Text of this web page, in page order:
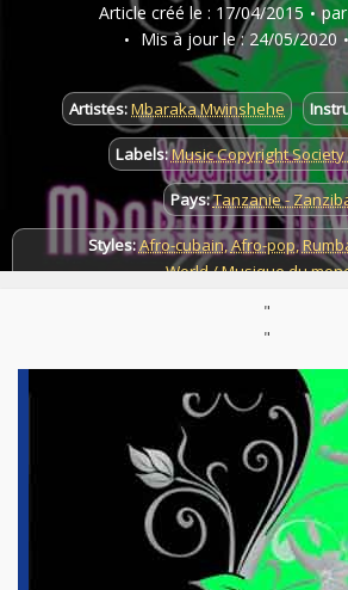
Article créé le : 17/04/2015 par
Mis à jour le : 24/05/2020
Artistes:Mbaraka Mwinshehe
Labels:Music Copyright
Pays:Tanzanie -
Styles:Afro-cubain,Afro-pop,
World / Musique du
Parution :
"
"